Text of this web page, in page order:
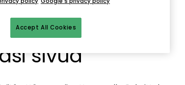
löydä
sivua
Accept All Cookies